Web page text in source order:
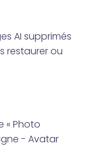
AI supprimés
restaurer ou
« Photo
- Avatar